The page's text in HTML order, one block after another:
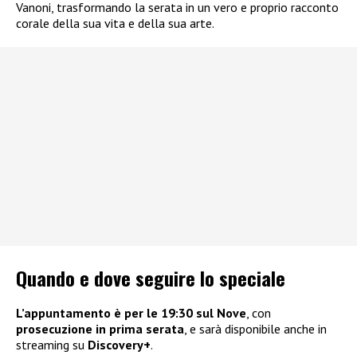
Vanoni, trasformando la serata in un vero e proprio racconto
corale della sua vita e della sua arte.
Quando e dove seguire lo speciale
L’appuntamento è per le 19:30 sul Nove, con
prosecuzione in prima serata, e sarà disponibile anche in
streaming su Discovery+.